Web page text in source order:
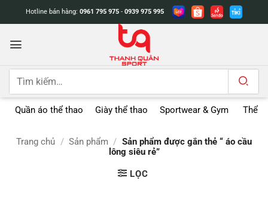
dung
Hotline bán hàng: 0961 795 975 - 0939 975 995
Tìm
Quần áo thể thao Giày thể thao Sportwear & Gym Thể
Trang chủ / Sản phẩm / Sản phẩm được gắn thẻ “ áo cầu
lông siêu rẻ”
LỌC